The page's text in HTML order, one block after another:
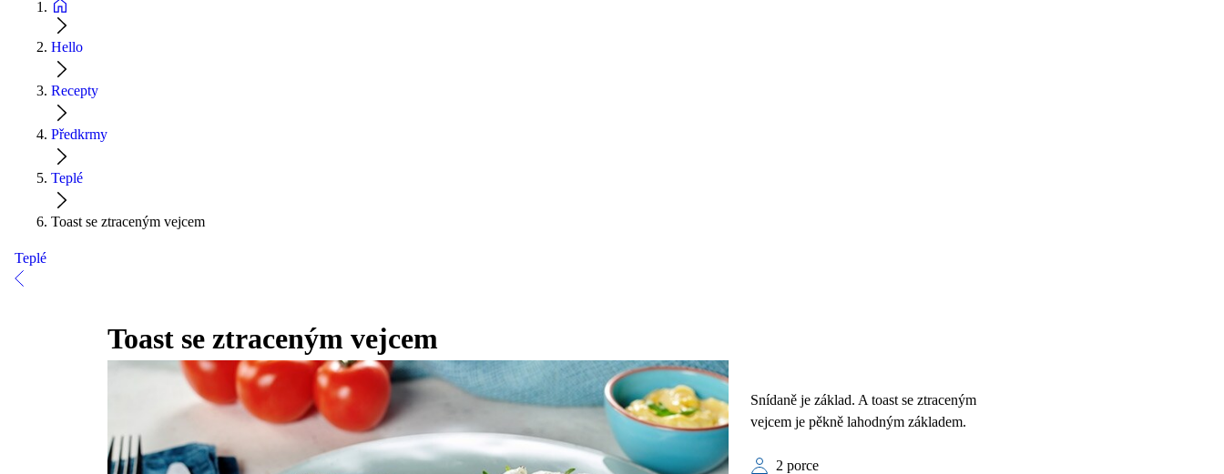
Hello
Recepty
Předkrmy
Teplé
Toast se ztraceným vejcem
Teplé
Toast se ztraceným vejcem
Snídaně je základ. A toast se ztraceným
vejcem je pěkně lahodným základem.
2 porce